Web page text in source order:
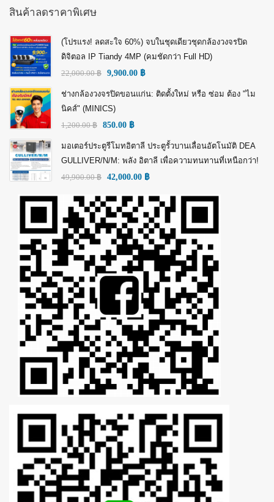
สินค้าลดราคาพิเศษ
(โปรแรง! ลดสะใจ 60%) จบในชุดเดียวชุดกล้องวงจรปิด
ดิจิตอล IP Tiandy 4MP (คมชัดกว่า Full HD)
22,000.00฿ 9,900.00 ฿
ช่างกล้องวงจรปิดขอนแก่น: ติดตั้งใหม่ หรือ ซ่อม ต้อง "ไม
นิคส์" (MINICS)
1,200.00฿ 850.00 ฿
มอเตอร์ประตูรีโมทอิตาลี ประตูรั้วบานเลื่อนอัตโนมัติ DEA
GULLIVER/N/M: พลัง อิตาลี เพื่อความทนทานที่เหนือกว่า!
49,900.00฿ 42,000.00 ฿